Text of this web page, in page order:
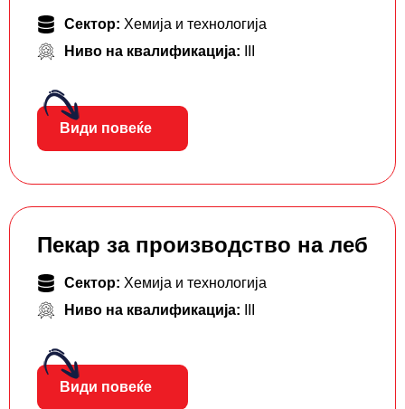
Сектор: Хемија и технологија
Ниво на квалификација:
Види повеќе
Пекар за производство на леб
Сектор: Хемија и технологија
Ниво на квалификација:
Види повеќе